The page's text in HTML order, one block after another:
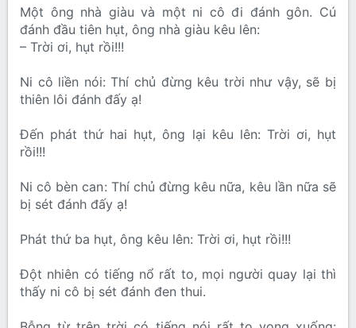
Một ông nhà giàu và một ni cô đi đánh gôn. Cú
đánh đầu tiên hụt, ông nhà giàu kêu lên:
– Trời ơi, hụt rồi!!!
Ni cô liền nói: Thí chủ đừng kêu trời như vậy, sẽ bị
thiên lôi đánh đấy ạ!
Đến phát thứ hai hụt, ông lại kêu lên: Trời ơi, hụt
rồi!!!
Ni cô bèn can: Thí chủ đừng kêu nữa, kêu lần nữa sẽ
bị sét đánh đấy ạ!
Phát thứ ba hụt, ông kêu lên: Trời ơi, hụt rồi!!!
Đột nhiên có tiếng nổ rất to, mọi người quay lại thì
thấy ni cô bị sét đánh đen thui.